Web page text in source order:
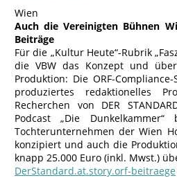
Wien
Auch die Vereinigten Bühnen
Beiträge
Für die „Kultur Heute“-Rubrik
die VBW das Konzept und
Produktion: Die ORF-
produziertes redaktionelles
Recherchen von DER
Podcast „Die
Tochterunternehmen der Wien
konzipiert und auch die
knapp 25.000 Euro (inkl. Mwst.)
DerStandard.at.story.orf-beitraege